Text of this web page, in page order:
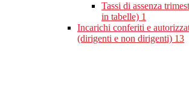
Tassi di assenza
in tabelle) 1
Incarichi conferiti e
(dirigenti e non dirigenti) 13